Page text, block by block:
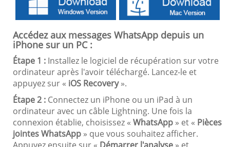
Accédez aux messages WhatsApp depuis un
iPhone sur un PC :
Étape 1 : Installez le logiciel de récupération sur votre
ordinateur après l'avoir téléchargé. Lancez-le et
appuyez sur « iOS Recovery».
Étape 2 : Connectez un iPhone ou un iPad à un
ordinateur avec un câble Lightning. Une fois la
connexion établie, choisissez « WhatsApp » et « Pièces
jointes WhatsApp » que vous souhaitez afficher.